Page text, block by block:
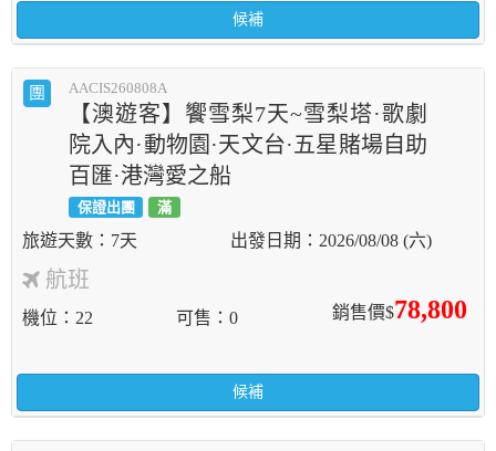
候補
團 AACIS260808A
【澳遊客】饗雪梨7天~雪梨塔·歌劇
院入內·動物園·天文台·五星賭場自助
百匯·港灣愛之船
保證出團 滿
7天 2026/08/08 (六)
航班
銷售價$78,800
機位 22 可售 0
候補